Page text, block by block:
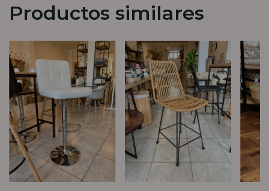
Productos similares